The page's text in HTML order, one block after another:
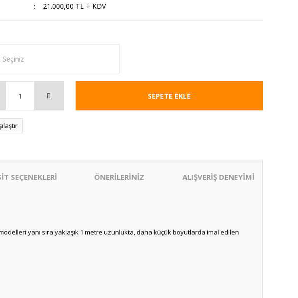
21.000,00 TL + KDV
SEPETE EKLE
SEÇENEKLERİ ÖNERİLERİNİZ ALIŞVERİŞ DENEYİMİ
yanı sıra yaklaşık 1 metre uzunlukta, daha küçük boyutlarda imal edilen